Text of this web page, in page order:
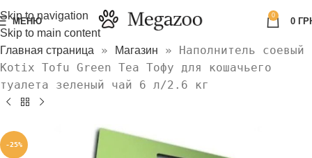
Skip to navigation
Skip to main content
МЕНЮ
0
0
Главная страница » Магазин » Наполнитель соевый
Kotix Tofu Green Tea Тофу для кошачьего
туалета зеленый чай 6 л/2.6 кг
-25%